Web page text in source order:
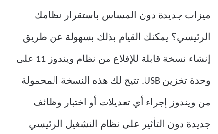
ميزات جديدة دون المساس باستقرار نظامك
الرئيسي؟ يمكنك القيام بذلك بسهولة عن طريق
إنشاء نسخة قابلة للإقلاع من نظام ويندوز 11 على
وحدة تخزين USB. تتيح لك هذه النسخة المحمولة
من ويندوز إجراء أي تعديلات أو اختبار وظائف
جديدة دون التأثير على نظام التشغيل الرئيسي